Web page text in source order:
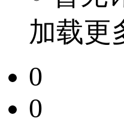
加载更
0
0